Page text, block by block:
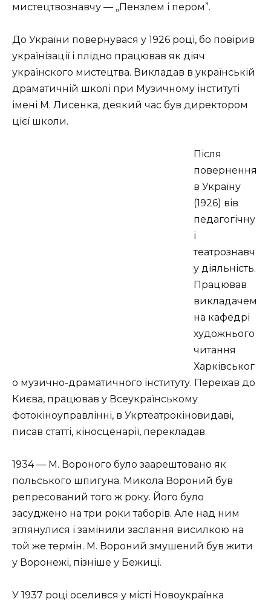
мистецтвознавчу — „Пензлем і пером”.
До України повернувася у 1926 році, бо повірив
українізації і плідно працював як діяч
українского мистецтва. Викладав в українській
драматичній школі при Музичному інституті
імені М. Лисенка, деякий час був директором
цієї школи.
Після
повернення
в Україну
(1926) вів
педагогічну
і
театрознавч
у діяльність.
Працював
викладачем
на кафедрі
художнього
читання
Харківськог
о музично-драматичного інституту. Переїхав до
Києва, працював у Всеукраїнському
фотокіноуправлінні, в Укртеатрокіновидаві,
писав статті, кіносценарії, перекладав.
1934 — М. Вороного було заарештовано як
польського шпигуна. Микола Вороний був
репресований того ж року. Його було
засуджено на три роки таборів. Але над ним
зглянулися і замінили заслання висилкою на
той же термін. М. Вороний змушений був жити
у Воронежі, пізніше у Бежиці.
У 1937 році оселився у місті Новоукраїнка